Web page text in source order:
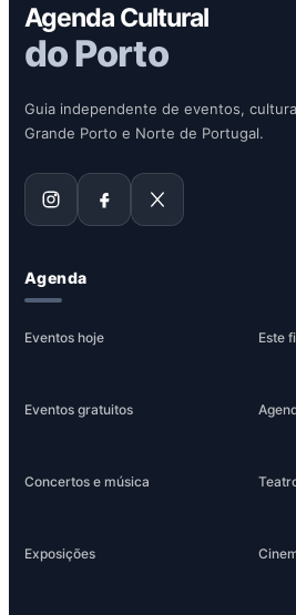
Agenda Cultural
do Porto
Guia independente de eventos,
Grande Porto e Norte de Portugal.
Agenda
Eventos hoje Este
Eventos gratuitos
Concertos e música
Exposições